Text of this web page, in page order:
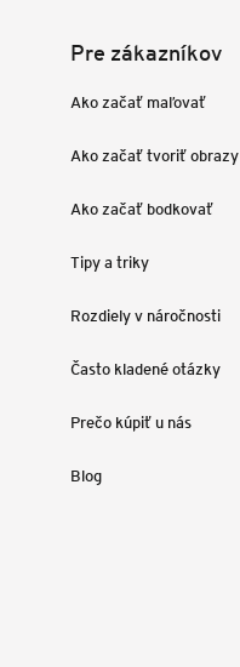
Pre zákazníkov
Ako začať maľovať
Ako začať tvoriť obrazy
Ako začať bodkovať
Tipy a triky
Rozdiely v náročnosti
Často kladené otázky
Prečo kúpiť u nás
Blog